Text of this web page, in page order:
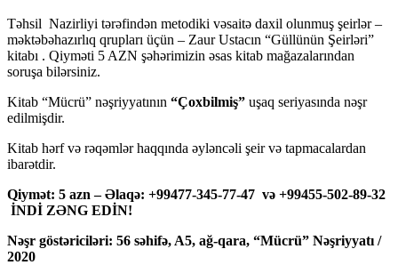
Təhsil Nazirliyi tərəfindən metodiki vəsaitə daxil olunmuş şeirlər –
məktəbəhazırlıq qrupları üçün – Zaur Ustacın “Güllünün Şeirləri”
kitabı . Qiyməti 5 AZN şəhərimizin əsas kitab mağazalarından
soruşa bilərsiniz.
Kitab “Mücrü” nəşriyyatının “Çoxbilmiş” uşaq seriyasında nəşr
edilmişdir.
Kitab hərf və rəqəmlər haqqında əyləncəli şeir və tapmacalardan
ibarətdir.
Qiymət: 5 azn – Əlaqə: +99477-345-77-47 və +99455-502-89-32
İNDİ ZƏNG EDİN!
Nəşr göstəriciləri: 56 səhifə, A5, ağ-qara, “Mücrü” Nəşriyyatı /
2020